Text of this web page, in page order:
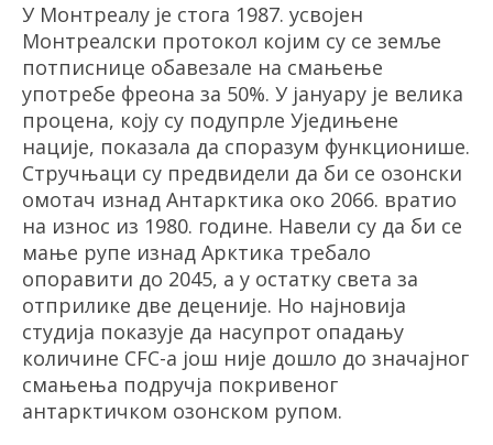
У Монтреалу је стога 1987. усвојен
Монтреалски протокол којим су се земље
потписнице обавезале на смањење
употребе фреона за 50%. У јануару је велика
процена, коју су подупрле Уједињене
нације, показала да споразум функционише.
Стручњаци су предвидели да би се озонски
омотач изнад Антарктика око 2066. вратио
на износ из 1980. године. Навели су да би се
мање рупе изнад Арктика требало
опоравити до 2045, а у остатку света за
отприлике две деценије. Но најновија
студија показује да насупрот опадању
количине CFC-а још није дошло до значајног
смањења подручја покривеног
антарктичком озонском рупом.